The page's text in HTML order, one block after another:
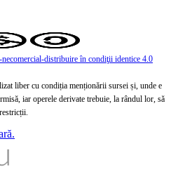
distribuire în condiţii identice 4.0
liber cu condiția menționării sursei și, unde e
iar operele derivate trebuie, la rândul lor, să